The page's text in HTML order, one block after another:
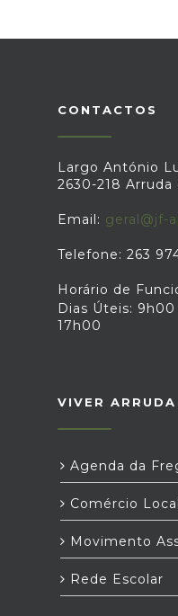
CONTACTOS
Largo António
2630-218 Arruda
Email: geral@jf-
Telefone: 263
Horário de
Dias Úteis: 9h00
17h00
VIVER ARRUDA
Agenda da
Comércio Local
Movimento
Rede Escolar